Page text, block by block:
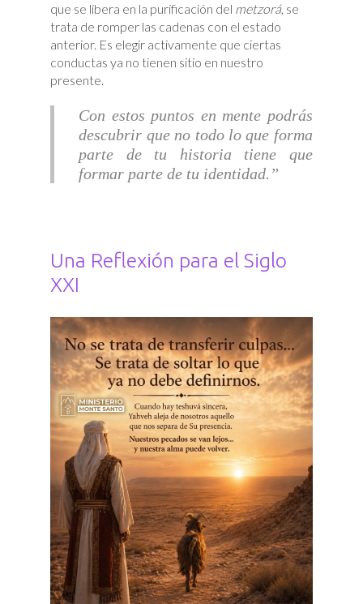
que se libera en la purificación del metzorá, se
trata de romper las cadenas con el estado
anterior. Es elegir activamente que ciertas
conductas ya no tienen sitio en nuestro
presente.
Con estos puntos en mente podrás
descubrir que no todo lo que forma
parte de tu historia tiene que
formar parte de tu identidad.
Una Reflexión para el Siglo
XXI